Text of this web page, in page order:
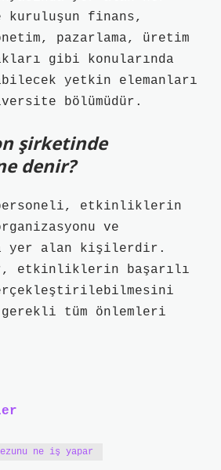
kuruluşun finans,
pazarlama, üretim
gibi konularında
yetkin elemanları
bölümüdür.
şirketinde
denir?
personeli, etkinliklerin
ve
yer alan kişilerdir.
etkinliklerin başarılı
tüm önlemleri
ne iş yapar